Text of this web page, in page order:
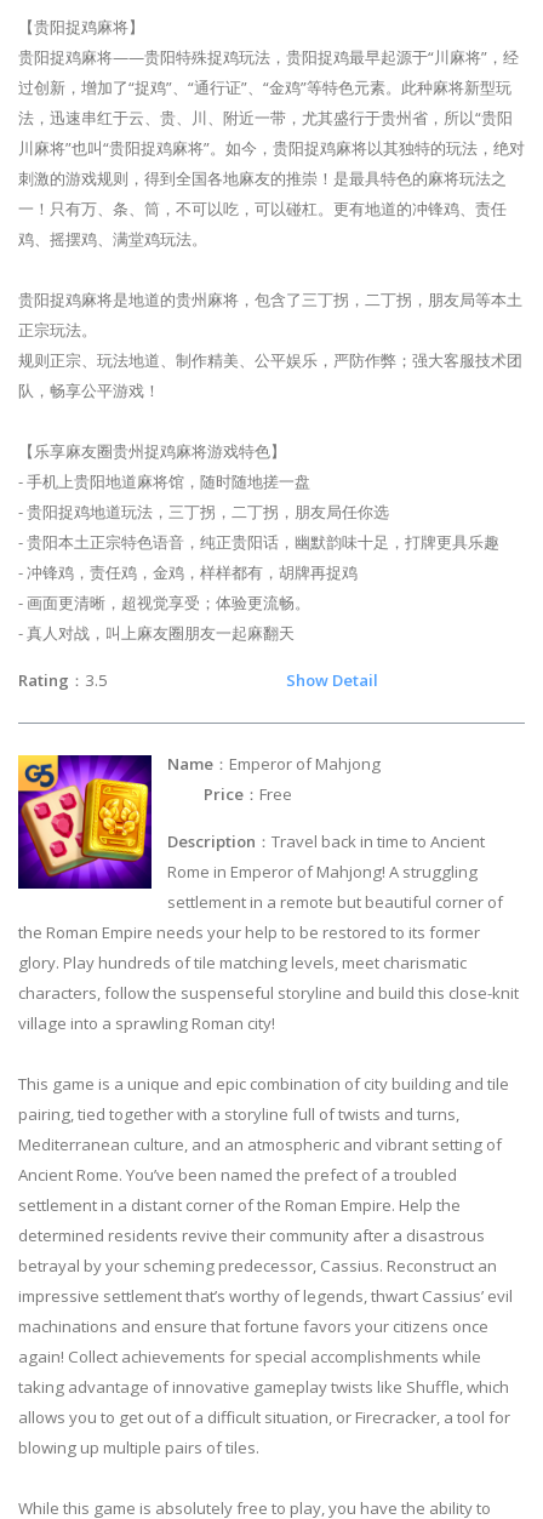
【贵阳捉鸡麻将】
贵阳捉鸡麻将——贵阳特殊捉鸡玩法，贵阳捉鸡最早起源于“川麻将”，经
过创新，增加了“捉鸡”、“通行证”、“金鸡”等特色元素。此种麻将新型玩
法，迅速串红于云、贵、川、附近一带，尤其盛行于贵州省，所以“贵阳
川麻将”也叫“贵阳捉鸡麻将”。如今，贵阳捉鸡麻将以其独特的玩法，绝对
刺激的游戏规则，得到全国各地麻友的推崇！是最具特色的麻将玩法之
一！只有万、条、筒，不可以吃，可以碰杠。更有地道的冲锋鸡、责任
鸡、摇摆鸡、满堂鸡玩法。
贵阳捉鸡麻将是地道的贵州麻将，包含了三丁拐，二丁拐，朋友局等本土
正宗玩法。
规则正宗、玩法地道、制作精美、公平娱乐，严防作弊；强大客服技术团
队，畅享公平游戏！
【乐享麻友圈贵州捉鸡麻将游戏特色】
- 手机上贵阳地道麻将馆，随时随地搓一盘
- 贵阳捉鸡地道玩法，三丁拐，二丁拐，朋友局任你选
- 贵阳本土正宗特色语音，纯正贵阳话，幽默韵味十足，打牌更具乐趣
- 冲锋鸡，责任鸡，金鸡，样样都有，胡牌再捉鸡
- 画面更清晰，超视觉享受；体验更流畅。
- 真人对战，叫上麻友圈朋友一起麻翻天
Rating ：3.5 Show Detail
Name ：Emperor of Mahjong
Price ：Free
Description ：Travel back in time to Ancient
Rome in Emperor of Mahjong! A struggling
settlement in a remote but beautiful corner of
the Roman Empire needs your help to be restored to its former
glory. Play hundreds of tile matching levels, meet charismatic
characters, follow the suspenseful storyline and build this close-knit
village into a sprawling Roman city!
This game is a unique and epic combination of city building and tile
pairing, tied together with a storyline full of twists and turns,
Mediterranean culture, and an atmospheric and vibrant setting of
Ancient Rome. You’ve been named the prefect of a troubled
settlement in a distant corner of the Roman Empire. Help the
determined residents revive their community after a disastrous
betrayal by your scheming predecessor, Cassius. Reconstruct an
impressive settlement that’s worthy of legends, thwart Cassius’ evil
machinations and ensure that fortune favors your citizens once
again! Collect achievements for special accomplishments while
taking advantage of innovative gameplay twists like Shuffle, which
allows you to get out of a difficult situation, or Firecracker, a tool for
blowing up multiple pairs of tiles.
While this game is absolutely free to play, you have the ability to